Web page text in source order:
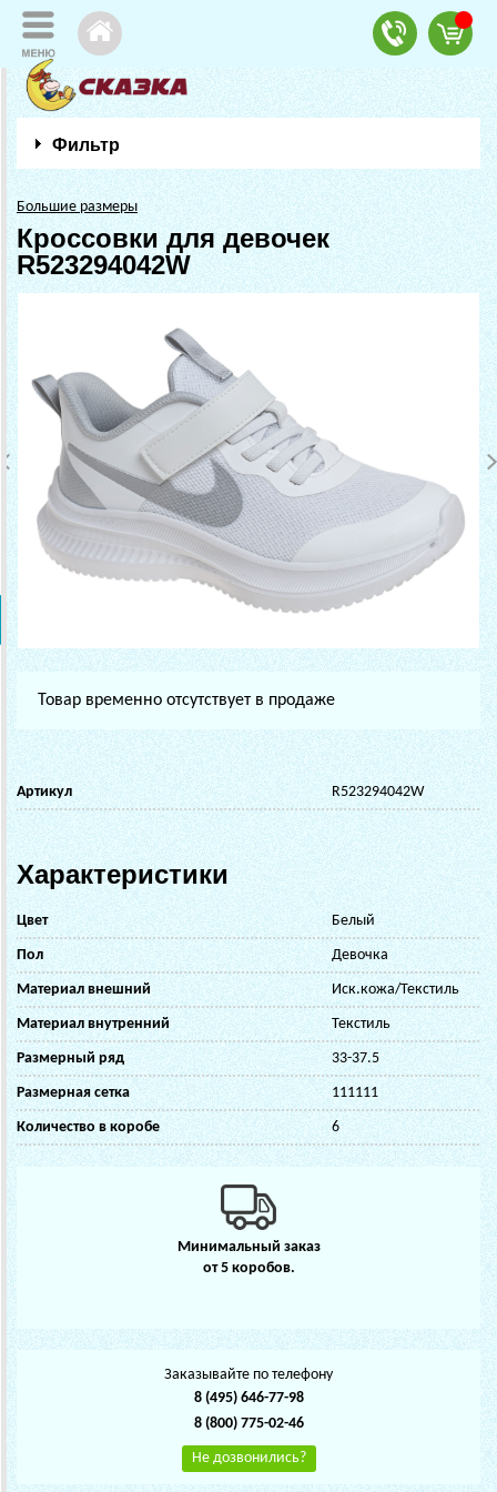
Фильтр
Большие размеры
Кроссовки для девочек
R523294042W
Товар временно отсутствует в продаже
Артикул R523294042W
Характеристики
Цвет Белый
Пол Девочка
Материал внешний Иск.кожа/Текстиль
Материал внутренний Текстиль
Размерный ряд 33-37.5
Размерная сетка 111111
Количество в коробе 6
Минимальный заказ
от 5 коробов.
Заказывайте по телефону
8 (495) 646-77-98
8 (800) 775-02-46
Не дозвонились?